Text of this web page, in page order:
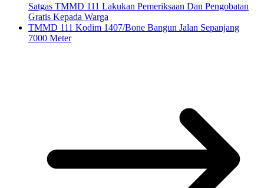
Satgas TMMD 111 Lakukan Pemeriksaan Dan Pengobatan
Gratis Kepada Warga
TMMD 111 Kodim 1407/Bone Bangun Jalan Sepanjang
7000 Meter